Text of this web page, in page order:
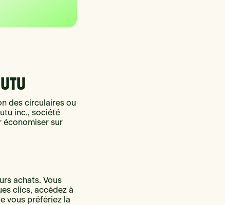
des circulaires ou
inc., société
économiser sur
achats. Vous
clics, accédez à
vous préfériez la